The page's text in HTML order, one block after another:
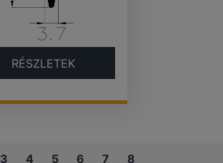
RÉSZLETEK
3 4 5 6 7 8